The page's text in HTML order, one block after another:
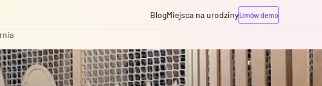
BlogMiejsca na urodzinyUmów demo